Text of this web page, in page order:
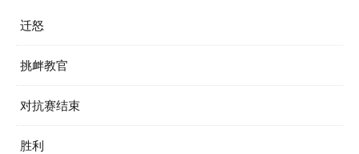
迁怒
挑衅教官
对抗赛结束
胜利